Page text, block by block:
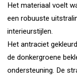
Het materiaal voelt
een robuuste
interieurstijlen.
Het antraciet
de donkergroene
ondersteuning. De